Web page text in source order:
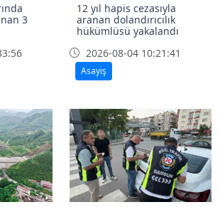
3
12 yıl hapis cezasıyla
aranan dolandırıcılık
hükümlüsü yakalandı
2026-08-04 10:21:41
Asayiş